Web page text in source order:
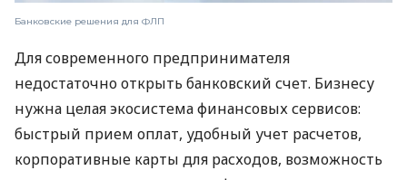
Банковские решения для ФЛП
Для современного предпринимателя
недостаточно открыть банковский счет. Бизнесу
нужна целая экосистема финансовых сервисов:
быстрый прием оплат, удобный учет расчетов,
корпоративные карты для расходов, возможность